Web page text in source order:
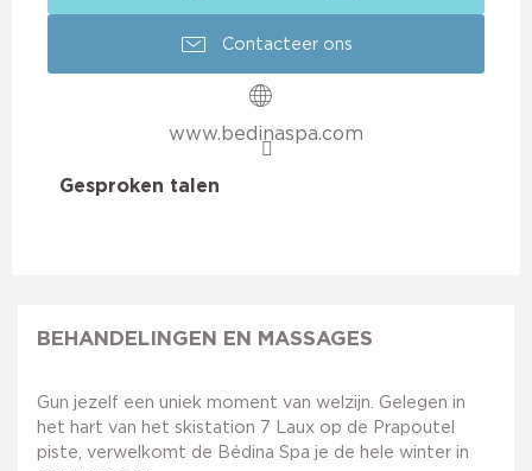
Contacteer ons
www.bedinaspa.com
Gesproken talen
Gesproken talen
BEHANDELINGEN EN MASSAGES
Gun jezelf een uniek moment van welzijn. Gelegen in
het hart van het skistation 7 Laux op de Prapoutel
piste, verwelkomt de Bédina Spa je de hele winter in